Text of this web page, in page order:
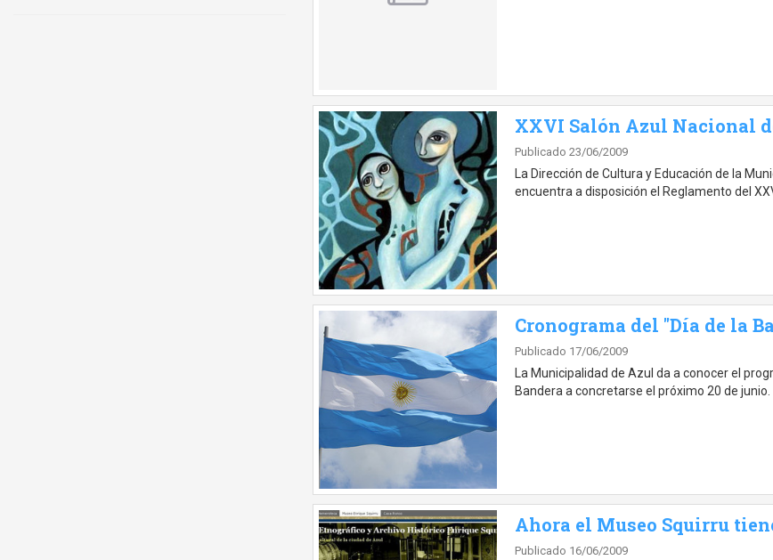
XXVI Salón Azul Nacional
Publicado 23/06/2009
La Dirección de Cultura y Educación de la
encuentra a disposición el Reglamento del
Cronograma del "Día de la
Publicado 17/06/2009
La Municipalidad de Azul da a conocer el
Bandera a concretarse el próximo 20 de junio.
Ahora el Museo Squirru
Publicado 16/06/2009